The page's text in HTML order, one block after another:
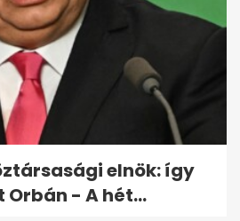
órát kellett várni a
a beteg belehalt a...
elnök: így
- A hét...